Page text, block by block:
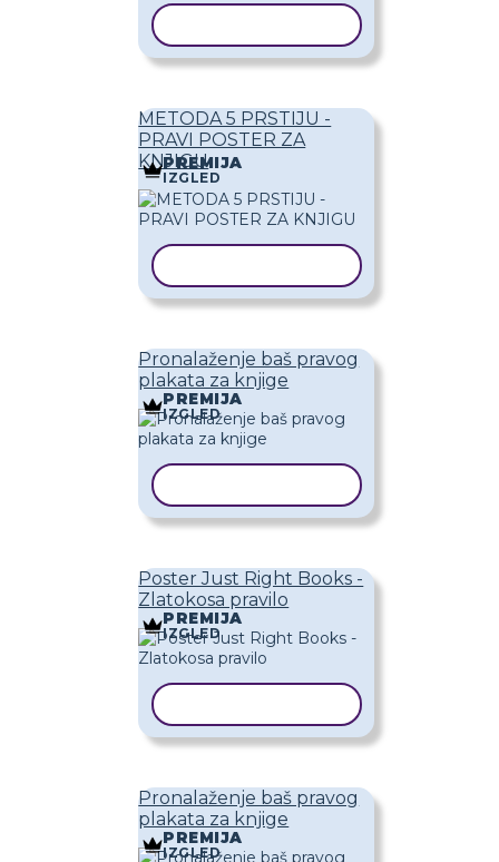
METODA 5 PRSTIJU -
PRAVI POSTER ZA
KNJIGU
PREMIJA
IZGLED
Pronalaženje baš pravog
plakata za knjige
PREMIJA
IZGLED
Poster Just Right Books -
Zlatokosa pravilo
PREMIJA
IZGLED
Pronalaženje baš pravog
plakata za knjige
PREMIJA
IZGLED